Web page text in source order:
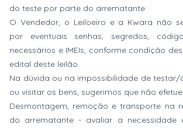
do teste por parte do arrematante.
O Vendedor, o Leiloeiro e a Kwara não
por eventuais senhas, segredos,
necessários e IMEIs, conforme condição
edital deste leilão.
Na dúvida ou na impossibilidade de
ou visitar os bens, sugerimos que não
Desmontagem, remoção e transporte na
do arrematante - avaliar a necessidade